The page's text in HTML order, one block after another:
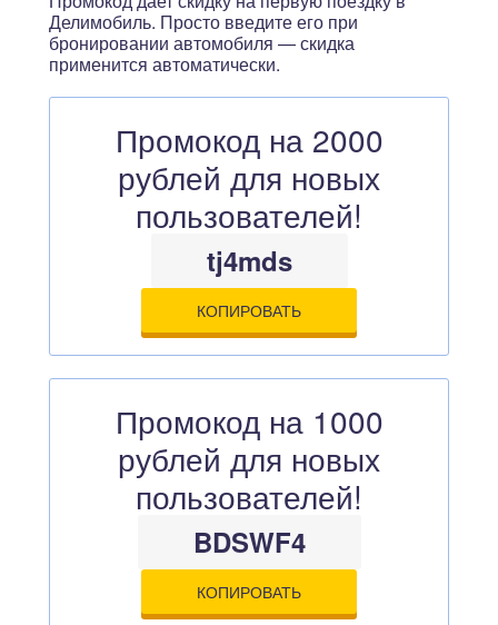
Делимобиль. Просто введите его при
бронировании автомобиля — скидка
применится автоматически.
Промокод на 2000
рублей для новых
пользователей!
tj4mds
КОПИРОВАТЬ
Промокод на 1000
рублей для новых
пользователей!
BDSWF4
КОПИРОВАТЬ